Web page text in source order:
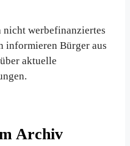
werbefinanziertes
informieren Bürger aus
aktuelle
Archiv